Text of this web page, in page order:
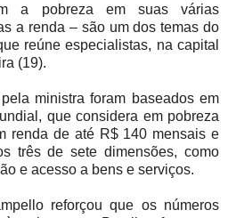
a pobreza em suas várias
a renda – são um dos temas do
reúne especialistas, na capital
(19).
ministra foram baseados em
que considera em pobreza
renda de até R$ 140 mensais e
três de sete dimensões, como
e acesso a bens e serviços.
reforçou que os números